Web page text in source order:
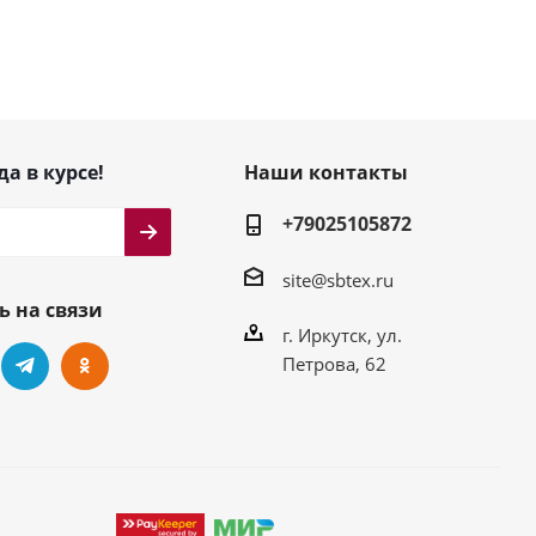
в курсе!
на связи
Наши контакты
+79025105872
site@sbtex.ru
г. Иркутск, ул.
Петрова, 62